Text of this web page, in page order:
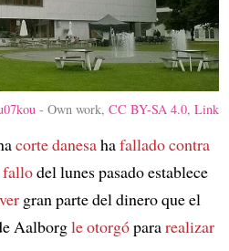
-Own work,CC BY-SA 4.0,Link
corte danesahafallado contra
fallodel lunes pasado establece
gran parte del dinero que el
Aalborgle otorgópararealizar